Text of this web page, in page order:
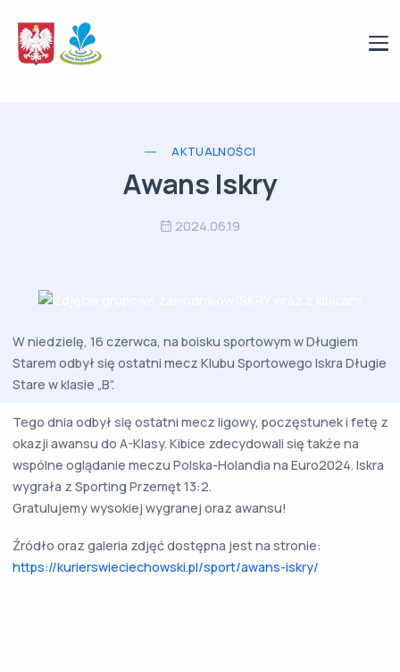
AKTUALNOŚCI
Awans Iskry
2024.06.19
W niedzielę, 16 czerwca, na boisku sportowym w Długiem
Starem odbył się ostatni mecz Klubu Sportowego Iskra Długie
Stare w klasie „B”.
Tego dnia odbył się ostatni mecz ligowy, poczęstunek i fetę z
okazji awansu do A-Klasy. Kibice zdecydowali się także na
wspólne oglądanie meczu Polska-Holandia na Euro2024. Iskra
wygrała z Sporting Przemęt 13:2.
Gratulujemy wysokiej wygranej oraz awansu!
Źródło oraz galeria zdjęć dostępna jest na stronie:
https://kurierswieciechowski.pl/sport/awans-iskry/